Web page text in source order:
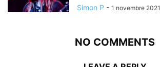
Simon P - 1 novembre 2021
NO COMMENTS